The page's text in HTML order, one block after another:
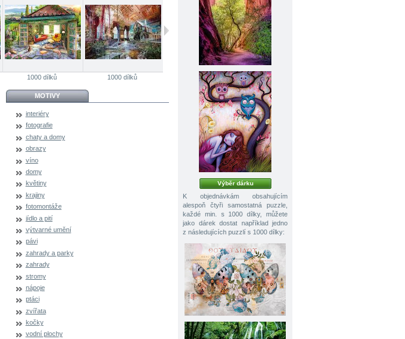
1000 dílků 1000 dílků 1000 dílků 1000 dílků
MOTIVY
interiéry
fotografie
chaty a domy
obrazy
víno
domy
květiny
krajiny
fotomontáže
jídlo a pití
výtvarné umění
pávi
zahrady a parky
zahrady
stromy
nápoje
ptáci
zvířata
kočky
vodní plochy
Výběr dárku
K objednávkám obsahujícím
alespoň čtyři samostatná puzzle,
každé min. s 1000 dílky, můžete
jako dárek dostat například jedno
z následujících puzzlí s 1000 dílky: